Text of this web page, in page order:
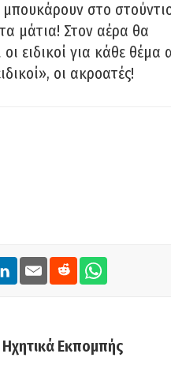
στο
μάτια! Στον αέρα θα
οι ειδικοί για κάθε θέμα
οι ακροατές!
Εκπομπής